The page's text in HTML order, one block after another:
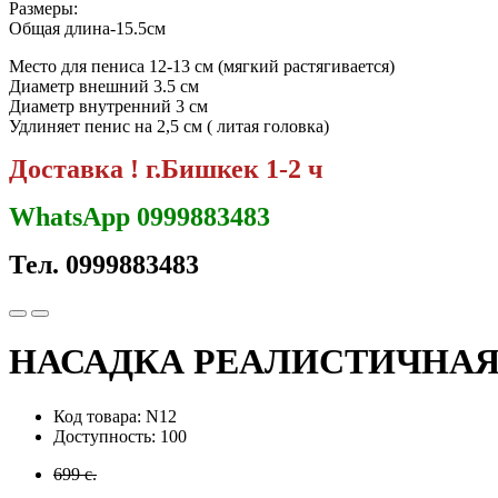
Размеры:
Общая длина-15.5см
Место для пениса 12-13 см (мягкий растягивается)
Диаметр внешний 3.5 см
Диаметр внутренний 3 см
Удлиняет пенис на 2,5 см ( литая головка)
Доставка ! г.Бишкек 1-2 ч
WhatsApp 0999883483
Тел. 0999883483
НАСАДКА РЕАЛИСТИЧНАЯ
Код товара: N12
Доступность: 100
699 с.